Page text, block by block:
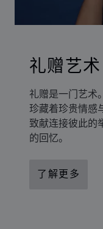
礼赠艺术
礼赠是一门艺术
珍藏着珍贵情感
致献连接彼此的
的回忆。
了解更多